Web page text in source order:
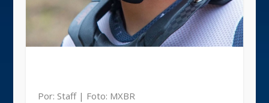
Por: Staff | Foto: MXBR